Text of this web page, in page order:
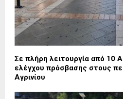
Σε πλήρη λειτουργία από 10
ελέγχου πρόσβασης στους
Αγρινίου